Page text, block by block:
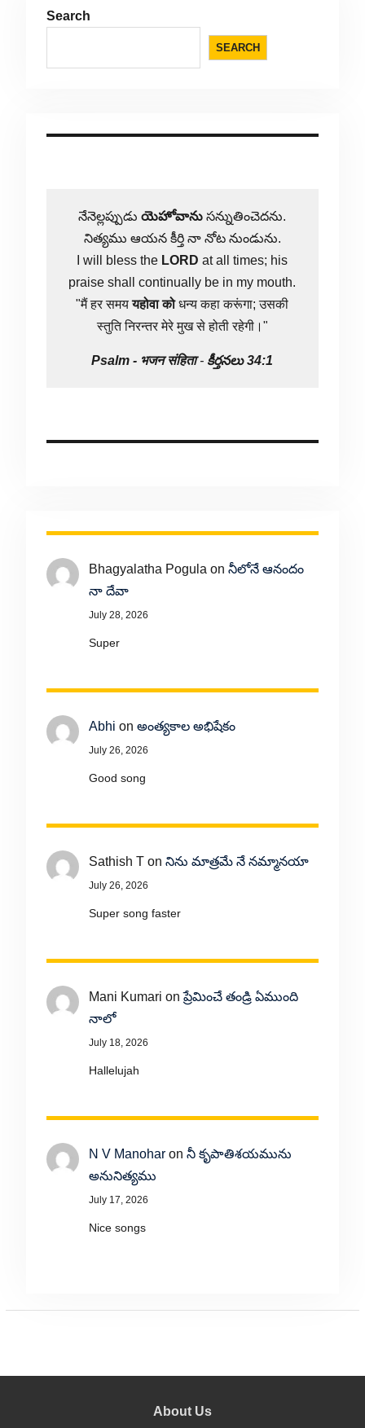
Search
SEARCH
నేనెల్లప్పుడుయెహోవాను సన్నుతించెదను.
నిత్యము ఆయన కీర్తి నా నోట నుండును.
I will bless the LORD at all times; his
praise shall continually be in my mouth.
"मैं हर समययहोवा कोधन्य कहा करूंगा; उसकी
स्तुति निरन्तर मेरे मुख से होती रहेगी।"
Psalm - भजन संहिता- కీర్తనలు 34:1
Bhagyalatha Pogula on నీలోనే ఆనందం
నా దేవా
July 28, 2026
Super
Abhi on అంత్యకాల అభిషేకం
July 26, 2026
Good song
Sathish Ton నిను మాత్రమే నే నమ్మానయా
July 26, 2026
Super song faster
Mani Kumari onప్రేమించే తండ్రి ఏముంది
నాలో
July 18, 2026
Hallelujah
N V Manoharon నీ కృపాతిశయమును
అనునిత్యము
July 17, 2026
Nice songs
About Us